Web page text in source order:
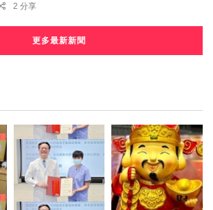
2 分享
更多最新新聞